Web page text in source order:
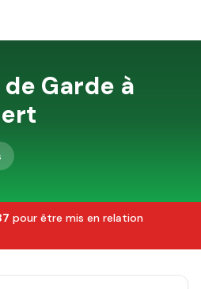
Garde à
pour être mis en relation